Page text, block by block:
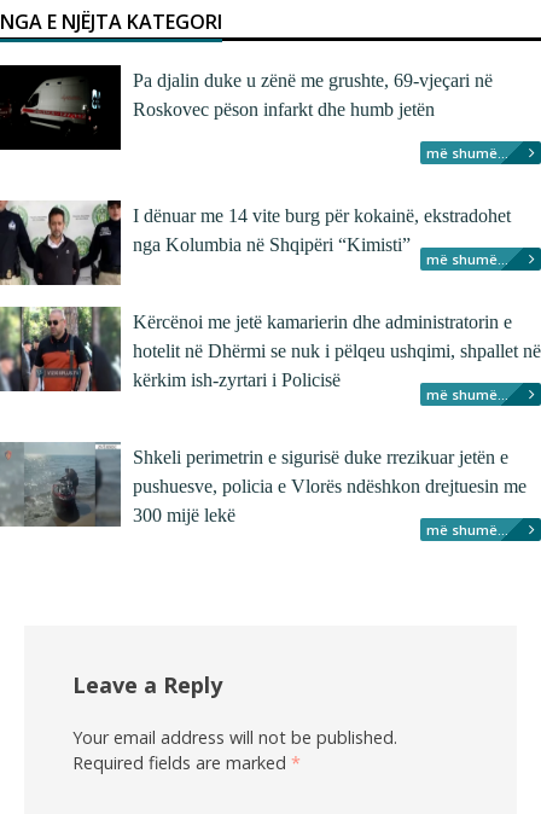
NGA E NJËJTA KATEGORI
Pa djalin duke u zënë me grushte, 69-vjeçari në
Roskovec pëson infarkt dhe humb jetën
më shumë...
I dënuar me 14 vite burg për kokainë, ekstradohet
nga Kolumbia në Shqipëri “Kimisti”
më shumë...
Kërcënoi me jetë kamarierin dhe administratorin e
hotelit në Dhërmi se nuk i pëlqeu ushqimi, shpallet në
kërkim ish-zyrtari i Policisë
më shumë...
Shkeli perimetrin e sigurisë duke rrezikuar jetën e
pushuesve, policia e Vlorës ndëshkon drejtuesin me
300 mijë lekë
më shumë...
Leave a Reply
Your email address will not be published.
Required fields are marked *